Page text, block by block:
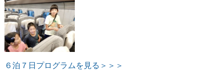
６泊７日プログラムを見る＞＞＞